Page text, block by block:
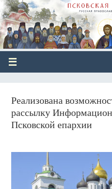
Реализована
рассылку
Псковской епархии